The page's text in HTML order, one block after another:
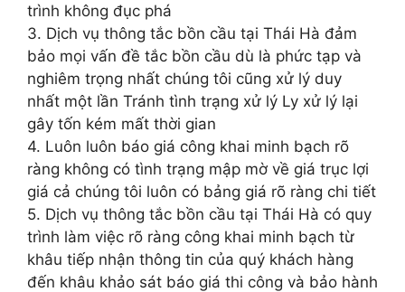
trình không đục phá
3. Dịch vụ thông tắc bồn cầu tại Thái Hà đảm
bảo mọi vấn đề tắc bồn cầu dù là phức tạp và
nghiêm trọng nhất chúng tôi cũng xử lý duy
nhất một lần Tránh tình trạng xử lý Ly xử lý lại
gây tốn kém mất thời gian
4. Luôn luôn báo giá công khai minh bạch rõ
ràng không có tình trạng mập mờ về giá trục lợi
giá cả chúng tôi luôn có bảng giá rõ ràng chi tiết
5. Dịch vụ thông tắc bồn cầu tại Thái Hà có quy
trình làm việc rõ ràng công khai minh bạch từ
khâu tiếp nhận thông tin của quý khách hàng
đến khâu khảo sát báo giá thi công và bảo hành